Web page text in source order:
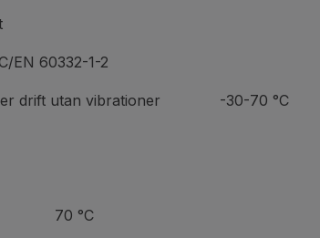
60332-1-2
drift utan vibrationer -30-70 °C
70 °C